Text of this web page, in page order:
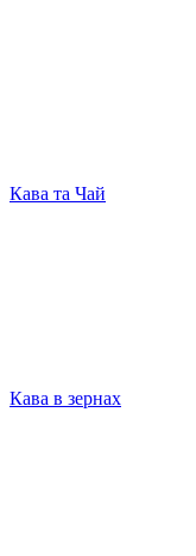
Кава та Чай
Кава в зернах